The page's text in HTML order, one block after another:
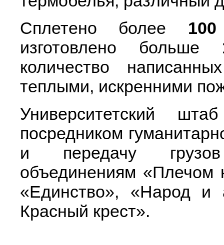
Сплетено более
изготовлено больше
количество
теплыми, искренними
Университетский
посредником
и передачу
объединениям «Плечом
«Единство», «Народ и
Красный крест».